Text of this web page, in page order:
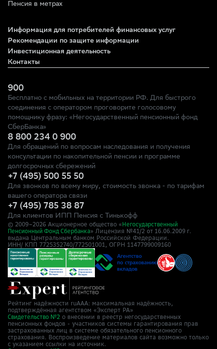
Пенсия в метрах
Информация для потребителей финансовых услуг
Рекомендации по защите информации
Инвестиционная деятельность
Контакты
900
Бесплатно с мобильных на территории РФ. Для быстрого
соединения с оператором проговорите голосовому
помощнику фразу: «Негосударственный пенсионный фонд
СберБанка»
8 800 234 0 900
Для обращений по вопросам наследования и получения
консультации по накопительной пенсии и программе
долгосрочных сбережений
+7 (495) 500 55 50
Для звонков по всему миру, стоимость звонка - по тарифам
вашего оператора связи
+7 (495) 785 38 87
Для клиентов ИПП Пенсия с Тинькофф
© 2009–2026 Акционерное общество « Негосударственный
Пенсионный Фонд Сбербанка» Лицензия №41/2 от 16.06.2009 г.
выдана Центральным банком Российской Федерации.
ИНН/ КПП 7725352740/772501001, ОГРН 1147799009160
Рейтинг надёжности ruAAA: максимальная надёжность,
подтверждённая агентством «Эксперт РА»
Свидетельство №2 о внесении в реестр негосударственных
пенсионных фондов - участников системы гарантирования прав
застрахованных лиц в системе обязательного пенсионного
страхования. Воспроизведение материалов сайта возможно только
с указанием ссылки на источник.